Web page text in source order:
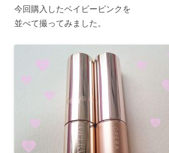
今回購入したベイビーピンクを
並べて撮ってみました。